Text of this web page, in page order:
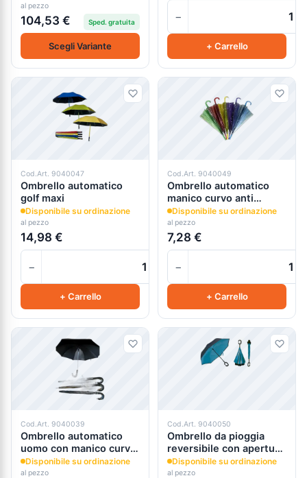
al pezzo
104,53 € Sped. gratuita
Scegli Variante
−
+ Carrello
Cod.Art. 9040047
Ombrello automatico
golf maxi
Disponibile su ordinazione
al pezzo
14,98 €
−
+ Carrello
Cod.Art. 9040049
Ombrello automatico
manico curvo anti
goccia
Disponibile su ordinazione
al pezzo
7,28 €
−
+ Carrello
Cod.Art. 9040039
Ombrello automatico
uomo con manico curvo
spugna
Disponibile su ordinazione
al pezzo
Cod.Art. 9040050
Ombrello da pioggia
reversibile con apertura
al contrario
Disponibile su ordinazione
al pezzo